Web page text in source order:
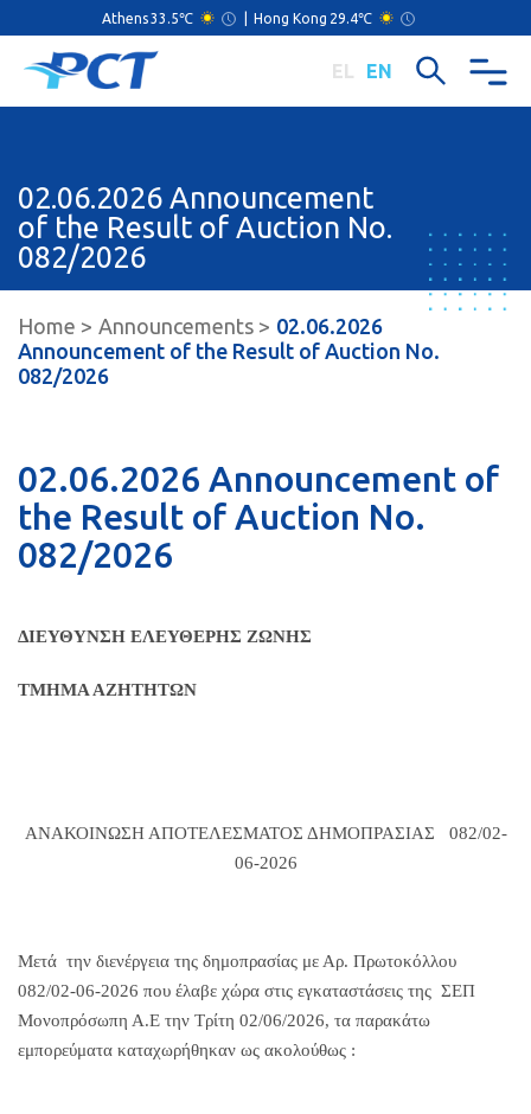
Athens33.5℃ Hong Kong 29.4℃
EL EN
02.06.2026 Announcement
of the Result of Auction No.
082/2026
Home Announcements
02.06.2026
Announcement of the Result of Auction No.
082/2026
02.06.2026 Announcement of
the Result of Auction No.
082/2026
ΔΙΕΥΘΥΝΣΗ ΕΛΕΥΘΕΡΗΣ ΖΩΝΗΣ
ΤΜΗΜΑ ΑΖΗΤΗΤΩΝ
ΑΝΑΚΟΙΝΩΣΗ ΑΠΟΤΕΛΕΣΜΑΤΟΣ ΔΗΜΟΠΡΑΣΙΑΣ 082/02-
06-2026
Μετά την διενέργεια της δημοπρασίας με Αρ. Πρωτοκόλλου
082/02-06-2026 που έλαβε χώρα στις εγκαταστάσεις της ΣΕΠ
Mονοπρόσωπη Α.Ε την Τρίτη 02/06/2026, τα παρακάτω
εμπορεύματα καταχωρήθηκαν ως ακολούθως :